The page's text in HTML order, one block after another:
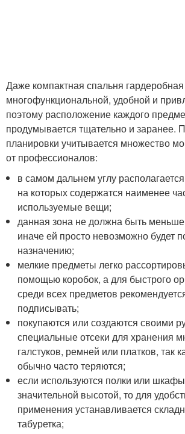
Даже компактная спальня
многофункциональной, удобной и
поэтому расположение каждого
продумывается тщательно и заранее.
планировки учитывается множество
от профессионалов:
в самом дальнем углу
на которых содержатся наименее
используемые вещи;
данная зона не должна быть
иначе ей просто невозможно будет
назначению;
мелкие предметы легко
помощью коробок, а для быстрого
среди всех предметов
подписывать;
покупаются или создаются своими
специальные отсеки для хранения
галстуков, ремней или платков, так
обычно часто теряются;
если используются полки или
значительной высотой, то для
применения устанавливается
табуретка;